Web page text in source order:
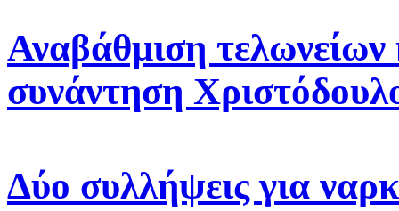
Αναβάθμιση τελωνείων
συνάντηση
Δύο συλλήψεις για